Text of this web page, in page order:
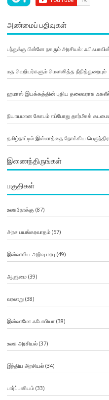
அண்மைப் பதிவுகள்
பந்துக்கு பின்னே நகரும் அரசியல்:
மத வெறியர்களும் மௌனித்த நீதித்துறையும்
ஹமாஸ் இயக்கத்தின் புதிய தலைவராக
நியாயமான கோபம் எப்போது தார்மீகக்
தமிழ்நாட்டில் இஸ்லாத்தை நோக்கிய
இணைந்திருங்கள்
பகுதிகள்
உலகநோக்கு (87)
அரச பயங்கரவாதம்(57)
இஸ்லாமிய அறிவு மரபு (49)
ஆளுமை(39)
வரலாறு(38)
இஸ்லாமோ ஃபோபியா (38)
உலக அரசியல்(37)
இந்திய அரசியல்(34)
பார்ப்பனியம்(33)